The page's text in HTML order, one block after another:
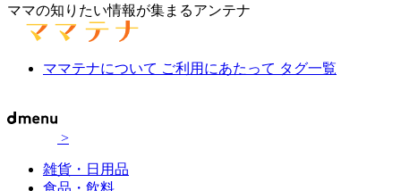
ママの知りたい情報が集まるアンテナ
ママテナについて ご利用にあたって タグ一覧
>
雑貨・日用品
食品・飲料